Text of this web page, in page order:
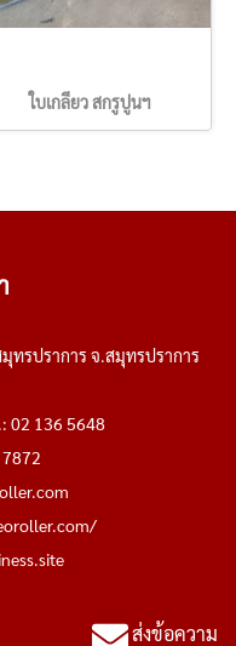
ใบเกลียว สกรูปูนฯ
ทรปราการ จ.สมุทรปราการ
02 136 5648
ส่งข้อความ